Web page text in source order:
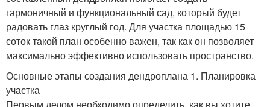
гармоничный и функциональный сад, который будет
радовать глаз круглый год. Для участка площадью 15
соток такой план особенно важен, так как он позволяет
максимально эффективно использовать пространство.
Основные этапы создания дендроплана 1. Планировка
участка